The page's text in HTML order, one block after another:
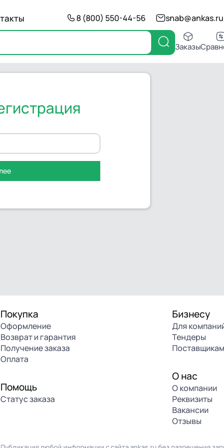
8 (800) 550-44-56 snab@ankas.ru
Заказы
Покупка
Оформление
Возврат и гарантия
Получение заказа
Оплата
Помощь
Статус заказа
Бизнесу
Для
Тендеры
Поставщикам
О нас
О компании
Реквизиты
Вакансии
Отзывы